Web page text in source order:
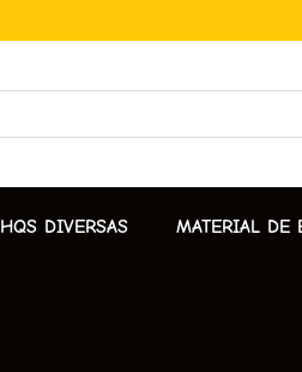
HQS DIVERSAS MATERIAL DE